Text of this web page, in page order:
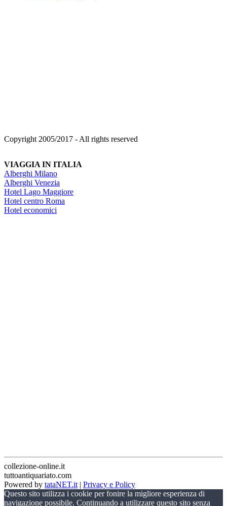
Copyright 2005/2017 - All rights reserved
VIAGGIA IN ITALIA
Alberghi Milano
Alberghi Venezia
Hotel Lago Maggiore
Hotel centro Roma
Hotel economici
collezione-online.it
tuttoantiquariato.com
Powered by tataNET.it | Privacy e Policy
Questo sito utilizza i cookie per fonire la migliore esperienza di
navigazione possibile. Continuando a utilizzare questo sito senza